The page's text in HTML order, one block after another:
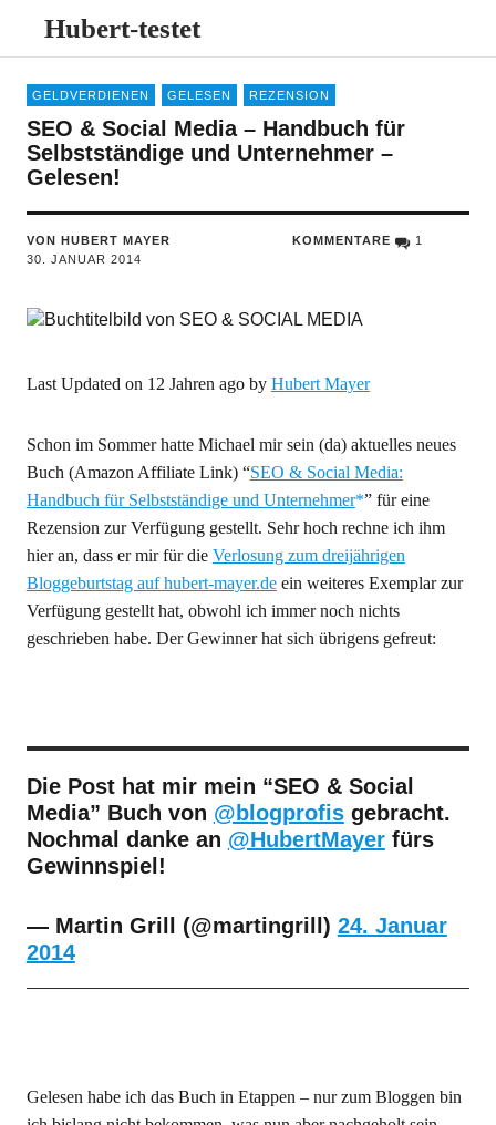
Hubert-testet
GELDVERDIENEN GELESEN REZENSION
SEO & Social Media – Handbuch für
Selbstständige und Unternehmer –
Gelesen!
VON HUBERT MAYER
30. JANUAR 2014
KOMMENTARE 1
Last Updated on 12 Jahren ago by Hubert Mayer
Schon im Sommer hatte Michael mir sein (da) aktuelles neues
Buch (Amazon Affiliate Link) “SEO & Social Media:
Handbuch für Selbstständige und Unternehmer ” für eine
Rezension zur Verfügung gestellt. Sehr hoch rechne ich ihm
hier an, dass er mir für die Verlosung zum dreijährigen
Bloggeburtstag auf hubert-mayer.deein weiteres Exemplar zur
Verfügung gestellt hat, obwohl ich immer noch nichts
geschrieben habe. Der Gewinner hat sich übrigens gefreut:
Die Post hat mir mein “SEO & Social
Media” Buch von @blogprofisgebracht.
Nochmal danke an @HubertMayerfürs
Gewinnspiel!
— Martin Grill (@martingrill) 24. Januar
2014
Gelesen habe ich das Buch in Etappen – nur zum Bloggen bin